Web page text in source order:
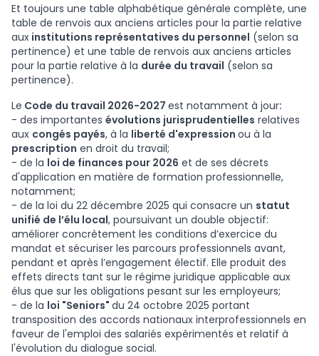
Et toujours une table alphabétique générale complète, une
table de renvois aux anciens articles pour la partie relative
aux institutions représentatives du personnel (selon sa
pertinence) et une table de renvois aux anciens articles
pour la partie relative à la durée du travail (selon sa
pertinence).
Le Code du travail 2026-2027 est notamment à jour:
- des importantes évolutions jurisprudentielles relatives
aux congés payés, à la liberté d'expression ou à la
prescription en droit du travail;
- de la loi de finances pour 2026 et de ses décrets
d'application en matière de formation professionnelle,
notamment;
- de la loi du 22 décembre 2025 qui consacre un statut
unifié de l’élu local, poursuivant un double objectif:
améliorer concrètement les conditions d’exercice du
mandat et sécuriser les parcours professionnels avant,
pendant et après l’engagement électif. Elle produit des
effets directs tant sur le régime juridique applicable aux
élus que sur les obligations pesant sur les employeurs;
- de la loi "Seniors" du 24 octobre 2025 portant
transposition des accords nationaux interprofessionnels en
faveur de l'emploi des salariés expérimentés et relatif à
l'évolution du dialogue social.